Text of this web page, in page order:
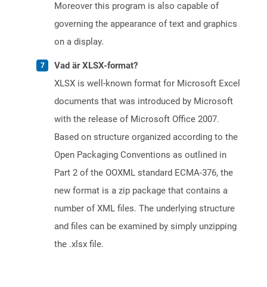
Moreover this program is also capable of
governing the appearance of text and graphics
on a display.
Vad är XLSX-format?
XLSX is well-known format for Microsoft Excel
documents that was introduced by Microsoft
with the release of Microsoft Office 2007.
Based on structure organized according to the
Open Packaging Conventions as outlined in
Part 2 of the OOXML standard ECMA-376, the
new format is a zip package that contains a
number of XML files. The underlying structure
and files can be examined by simply unzipping
the .xlsx file.